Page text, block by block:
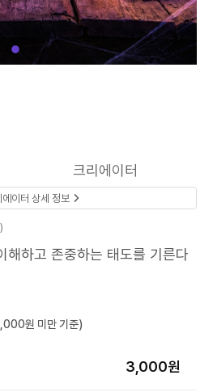
크리에이터
에이터 상세 정보
해하고 존중하는 태도를 기른다
원 미만 기준)
3,000원